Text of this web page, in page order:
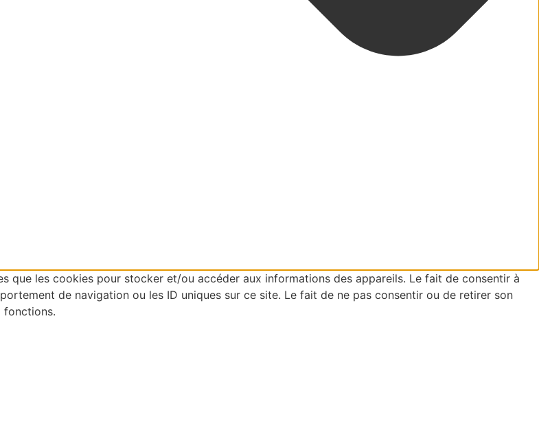
que les cookies pour stocker et/ou accéder aux informations des appareils. Le fait de consentir à
de navigation ou les ID uniques sur ce site. Le fait de ne pas consentir ou de retirer son
fonctions.